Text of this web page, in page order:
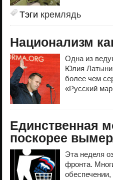
Тэги кремлядь
Национализм
Одна из
Юлия
более чем
«Русский
Единственная
поскорее
Эта неделя
фронта.
обеспечении,